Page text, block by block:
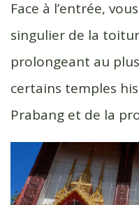
Face à l’entrée,
singulier de la
prolongeant au
certains temples
Prabang et de la